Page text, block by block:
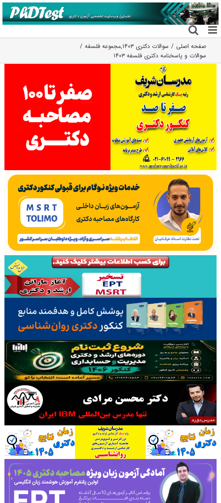
رفتن
به
محتوا
صفحه اصلی سوالات دکتری ۱۴۰۳ ,مجموعه فلسفه
سوالات و پاسخنامه دکتری فلسفه ۱۴۰۳